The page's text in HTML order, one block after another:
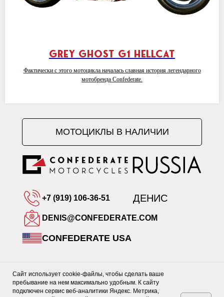
Grey Ghost G1 Hellcat
Фактически с этого мотоцикла началась славная история легендарного
мотобренда Confederate.
МОТОЦИКЛЫ В НАЛИЧИИ
+7 (919) 106-36-51 ДЕНИС
DENIS@CONFEDERATE.COM
CONFEDERATE USA
Сайт использует cookie-файлы, чтобы сделать ваше
пребывание на нем максимально удобным. К cайту
подключен сервис веб-аналитики Яндекс. Метрика,